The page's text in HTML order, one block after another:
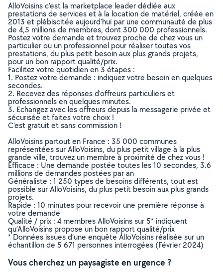
AlloVoisins c’est la marketplace leader dédiée aux
prestations de services et à la location de matériel, créée en
2013 et plébiscitée aujourd’hui par une communauté de plus
de 4,5 millions de membres, dont 300 000 professionnels.
Postez votre demande et trouvez proche de chez vous un
particulier ou un professionnel pour réaliser toutes vos
prestations, du plus petit besoin aux plus grands projets,
pour un bon rapport qualité/prix.
Facilitez votre quotidien en 3 étapes :
1. Postez votre demande : indiquez votre besoin en quelques
secondes.
2. Recevez des réponses d’offreurs particuliers et
professionnels en quelques minutes.
3. Echangez avec les offreurs depuis la messagerie privée et
sécurisée et faites votre choix !
C’est gratuit et sans commission !
AlloVoisins partout en France : 35 000 communes
représentées sur AlloVoisins, du plus petit village à la plus
grande ville, trouvez un membre à proximité de chez vous !
Efficace : Une demande postée toutes les 10 secondes, 3.6
millions de demandes postées par an
Généraliste : 1 250 types de besoins différents, tout est
possible sur AlloVoisins, du plus petit besoin aux plus grands
projets.
Rapide : 10 minutes pour recevoir une première réponse à
votre demande
Qualité / prix : 4 membres AlloVoisins sur 5* indiquent
qu’AlloVoisins propose un bon rapport qualité/prix
* Données issues d’une enquête AlloVoisins réalisée sur un
échantillon de 5 671 personnes interrogées (Février 2024)
Vous cherchez un paysagiste en urgence ?